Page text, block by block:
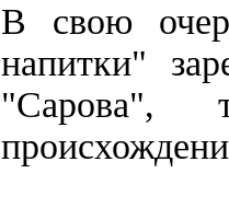
В свою
напитки"
"Сарова",